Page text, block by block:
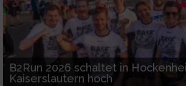
B2Run 2026 schaltet in
Kaiserslautern hoch